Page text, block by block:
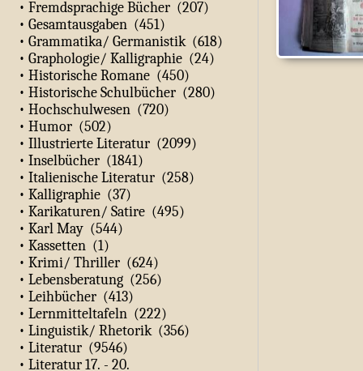
• Fremdsprachige Bücher (207)
• Gesamtausgaben (451)
• Grammatika/ Germanistik (618)
• Graphologie/ Kalligraphie (24)
• Historische Romane (450)
• Historische Schulbücher (280)
• Hochschulwesen (720)
• Humor (502)
• Illustrierte Literatur (2099)
• Inselbücher (1841)
• Italienische Literatur (258)
• Kalligraphie (37)
• Karikaturen/ Satire (495)
• Karl May (544)
• Kassetten (1)
• Krimi/ Thriller (624)
• Lebensberatung (256)
• Leihbücher (413)
• Lernmitteltafeln (222)
• Linguistik/ Rhetorik (356)
• Literatur (9546)
• Literatur 17. - 20.